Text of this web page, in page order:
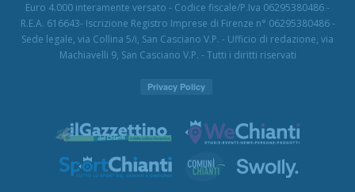
Euro 4.000 interamente versato - Codice fiscale/P.Iva 06295380486 -
R.E.A. 616643- Iscrizione Registro Imprese di Firenze n° 06295380486 -
Sede legale, via Collina 5/i, San Casciano V.P. - Ufficio di redazione, via
Machiavelli 9, San Casciano V.P. - Tutti i diritti riservati